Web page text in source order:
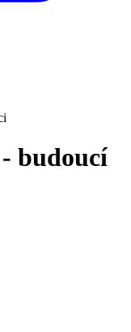
budoucí